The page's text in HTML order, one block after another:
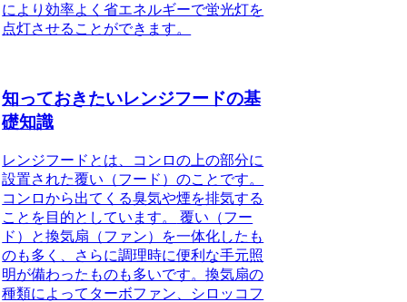
により効率よく省エネルギーで蛍光灯を
点灯させることができます。
知っておきたいレンジフードの基
礎知識
レンジフードとは、コンロの上の部分に
設置された覆い（フード）のことです。
コンロから出てくる臭気や煙を排気する
ことを目的としています。
覆い（フー
ド）と換気扇（ファン）を一体化したも
のも多く、さらに調理時に便利な手元照
明が備わったものも多いです。換気扇の
種類によってターボファン、シロッコフ